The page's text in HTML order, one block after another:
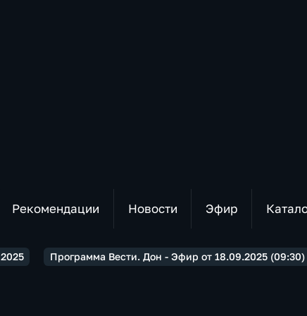
Рекомендации Новости Эфир
2025 Программа Вести. Дон - Эфир от 18.09.2025 (09:30)